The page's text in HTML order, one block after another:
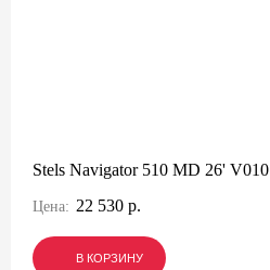
Stels Navigator 510 MD 26' V010
Цена: 22 530 р.
В КОРЗИНУ
В КОРЗИНУ
В КОРЗИНУ